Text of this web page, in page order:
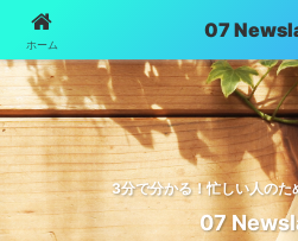
3分で分かる！忙しい人のた
07
ホーム
07